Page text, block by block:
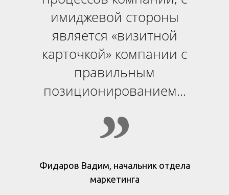
имиджевой стороны
является «визитной
карточкой» компании с
правильным
позиционированием...
Фидаров Вадим, начальник отдела
маркетинга